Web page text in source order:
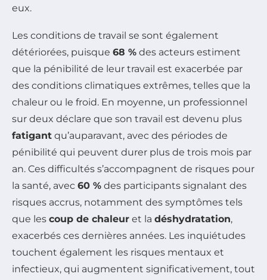
eux.
Les conditions de travail se sont également
détériorées, puisque 68 % des acteurs estiment
que la pénibilité de leur travail est exacerbée par
des conditions climatiques extrêmes, telles que la
chaleur ou le froid. En moyenne, un professionnel
sur deux déclare que son travail est devenu plus
fatigant qu’auparavant, avec des périodes de
pénibilité qui peuvent durer plus de trois mois par
an. Ces difficultés s’accompagnent de risques pour
la santé, avec 60 % des participants signalant des
risques accrus, notamment des symptômes tels
que les coup de chaleur et la déshydratation,
exacerbés ces dernières années. Les inquiétudes
touchent également les risques mentaux et
infectieux, qui augmentent significativement, tout